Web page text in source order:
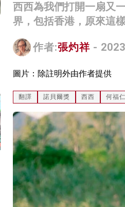
西西為我們打開一扇又
界，包括香港，原來這
作者:張灼祥 -
圖片：除註明外由作者提供
翻譯 諾貝爾獎 西西 何福仁